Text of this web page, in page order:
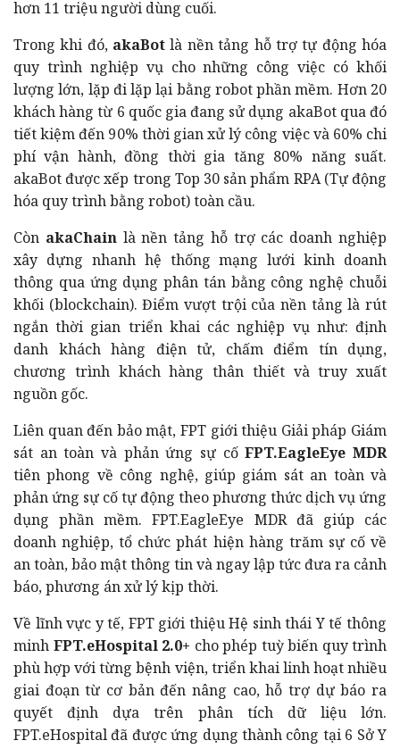
hơn 11 triệu người dùng cuối.
Trong khi đó, akaBot là nền tảng hỗ trợ tự động hóa
quy trình nghiệp vụ cho những công việc có khối
lượng lớn, lặp đi lặp lại bằng robot phần mềm. Hơn 20
khách hàng từ 6 quốc gia đang sử dụng akaBot qua đó
tiết kiệm đến 90% thời gian xử lý công việc và 60% chi
phí vận hành, đồng thời gia tăng 80% năng suất.
akaBot được xếp trong Top 30 sản phẩm RPA (Tự động
hóa quy trình bằng robot) toàn cầu.
Còn akaChainlà nền tảng hỗ trợ các doanh nghiệp
xây dựng nhanh hệ thống mạng lưới kinh doanh
thông qua ứng dụng phân tán bằng công nghệ chuỗi
khối (blockchain). Điểm vượt trội của nền tảng là rút
ngắn thời gian triển khai các nghiệp vụ như: định
danh khách hàng điện tử, chấm điểm tín dụng,
chương trình khách hàng thân thiết và truy xuất
nguồn gốc.
Liên quan đến bảo mật, FPT giới thiệu Giải pháp Giám
sát an toàn và phản ứng sự cốFPT.EagleEye MDR
tiên phong về công nghệ, giúp giám sát an toàn và
phản ứng sự cố tự động theo phương thức dịch vụ ứng
dụng phần mềm. FPT.EagleEye MDR đã giúp các
doanh nghiệp, tổ chức phát hiện hàng trăm sự cố về
an toàn, bảo mật thông tin và ngay lập tức đưa ra cảnh
báo, phương án xử lý kịp thời.
Về lĩnh vực y tế, FPT giới thiệu Hệ sinh thái Y tế thông
minh FPT.eHospital 2.0+ cho phép tuỳ biến quy trình
phù hợp với từng bệnh viện, triển khai linh hoạt nhiều
giai đoạn từ cơ bản đến nâng cao, hỗ trợ dự báo ra
quyết định dựa trên phân tích dữ liệu lớn.
FPT.eHospital đã được ứng dụng thành công tại 6 Sở Y